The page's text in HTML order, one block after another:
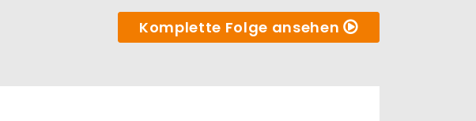
Komplette Folge ansehen